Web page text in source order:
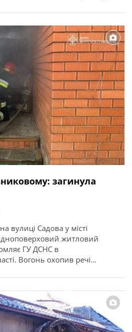
пожежі, рятувальники
тіло чоловіка та жінки,
Вогонь охопив речі
оселі. Пожежу
[…]
загинула
вулиці Садова у місті
житловий
ГУ ДСНС в
Вогонь охопив речі
виявили всередині
народження.